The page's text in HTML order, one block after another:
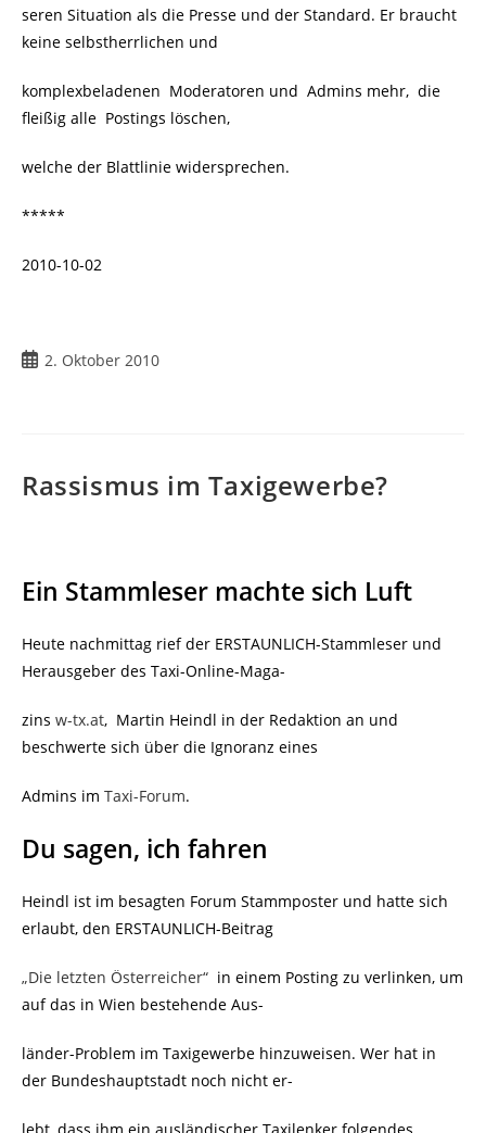
seren Situation als die Presse und der Standard. Er braucht
keine selbstherrlichen und
komplexbeladenen Moderatoren und Admins mehr, die
fleißig alle Postings löschen,
welche der Blattlinie widersprechen.
*****
2010-10-02
Beitrag
2. Oktober 2010
Rassismus im Taxigewerbe?
Ein Stammleser machte sich Luft
Heute nachmittag rief der ERSTAUNLICH-Stammleser und
Herausgeber des Taxi-Online-Maga-
zins w-tx.at, Martin Heindl in der Redaktion an und
beschwerte sich über die Ignoranz eines
Admins im Taxi-Forum.
Du sagen, ich fahren
Heindl ist im besagten Forum Stammposter und hatte sich
erlaubt, den ERSTAUNLICH-Beitrag
„Die letzten Österreicher“ in einem Posting zu verlinken, um
auf das in Wien bestehende Aus-
länder-Problem im Taxigewerbe hinzuweisen. Wer hat in
der Bundeshauptstadt noch nicht er-